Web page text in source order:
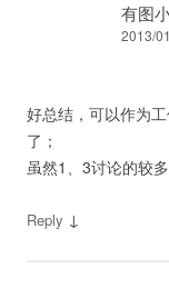
有图
2013/
好总结，可以作为
了；
虽然1、3讨论的较
Reply ↓